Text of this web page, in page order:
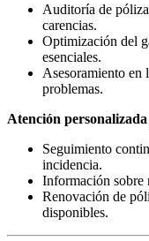
Auditoría de
carencias.
Optimización del
esenciales.
Asesoramiento en
problemas.
Atención
Seguimiento
incidencia.
Información sobre
Renovación de
disponibles.